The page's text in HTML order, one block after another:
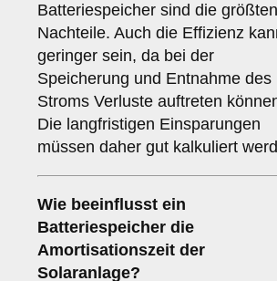
Batteriespeicher sind die größten
Nachteile. Auch die Effizienz
geringer sein, da bei der
Speicherung und Entnahme des
Stroms Verluste auftreten
Die langfristigen Einsparungen
müssen daher gut kalkuliert
Wie beeinflusst ein
Batteriespeicher die
Amortisationszeit der
Solaranlage?